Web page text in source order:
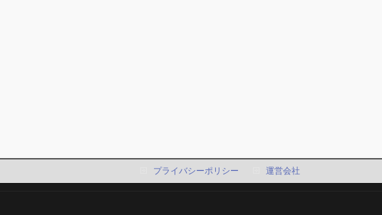
プライバシーポリシー 運営会社